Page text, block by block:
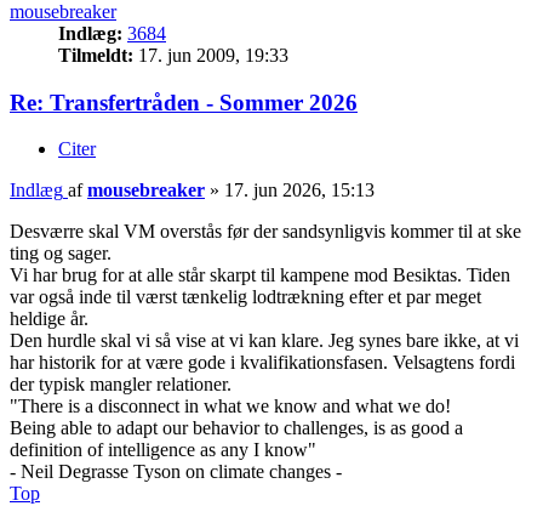
mousebreaker
Indlæg: 3684
Tilmeldt: 17. jun 2009, 19:33
Re: Transfertråden - Sommer 2026
Citer
Indlæg afmousebreaker » 17. jun 2026, 15:13
Desværre skal VM overstås før der sandsynligvis kommer til at ske
ting og sager.
Vi har brug for at alle står skarpt til kampene mod Besiktas. Tiden
var også inde til værst tænkelig lodtrækning efter et par meget
heldige år.
Den hurdle skal vi så vise at vi kan klare. Jeg synes bare ikke, at vi
har historik for at være gode i kvalifikationsfasen. Velsagtens fordi
der typisk mangler relationer.
"There is a disconnect in what we know and what we do!
Being able to adapt our behavior to challenges, is as good a
definition of intelligence as any I know"
- Neil Degrasse Tyson on climate changes -
Top